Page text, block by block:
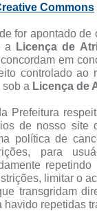
Commons
for apontado de
a Licença de
em
controlado ao
sob a Licença de
Prefeitura
de nosso site
política de
para
limitar o
transgridam
havido repetidas